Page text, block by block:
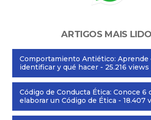
ARTIGOS MAIS
Comportamiento Antiético: Aprende
identificar y qué hacer - 25.216 views
Código de Conducta Ética: Conoce 6
elaborar un Código de Ética - 18.407